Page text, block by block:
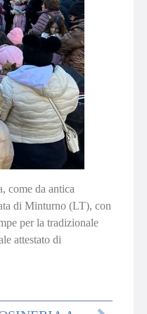
come da antica
di Minturno (LT), con
per la tradizionale
attestato di